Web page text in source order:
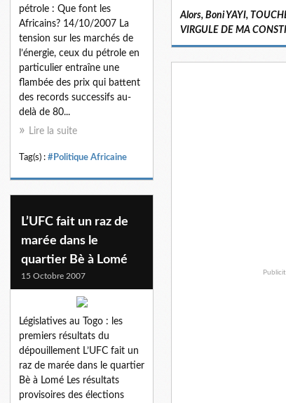
pétrole : Que font les
Africains? 14/10/2007 La
tension sur les marchés de
l’énergie, ceux du pétrole en
particulier entraîne une
flambée des prix qui battent
des records successifs au-
delà de 80...
Lire la suite
Tag(s) : #Politique Africaine
L’UFC fait un raz de
marée dans le
quartier Bè à Lomé
15 Octobre 2007
Législatives au Togo : les
premiers résultats du
dépouillement L’UFC fait un
raz de marée dans le quartier
Bè à Lomé Les résultats
provisoires des élections
Alors, Boni YAYI,
VIRGULE DE MA